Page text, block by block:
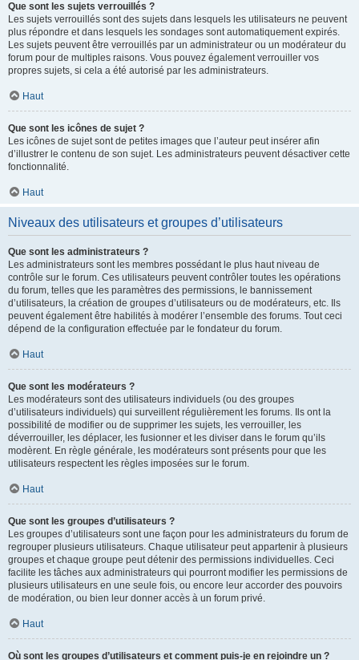
Que sont les sujets verrouillés ?
Les sujets verrouillés sont des sujets dans lesquels les utilisateurs ne peuvent
plus répondre et dans lesquels les sondages sont automatiquement expirés.
Les sujets peuvent être verrouillés par un administrateur ou un modérateur du
forum pour de multiples raisons. Vous pouvez également verrouiller vos
propres sujets, si cela a été autorisé par les administrateurs.
Haut
Que sont les icônes de sujet ?
Les icônes de sujet sont de petites images que l’auteur peut insérer afin
d’illustrer le contenu de son sujet. Les administrateurs peuvent désactiver cette
fonctionnalité.
Haut
Niveaux des utilisateurs et groupes d’utilisateurs
Que sont les administrateurs ?
Les administrateurs sont les membres possédant le plus haut niveau de
contrôle sur le forum. Ces utilisateurs peuvent contrôler toutes les opérations
du forum, telles que les paramètres des permissions, le bannissement
d’utilisateurs, la création de groupes d’utilisateurs ou de modérateurs, etc. Ils
peuvent également être habilités à modérer l’ensemble des forums. Tout ceci
dépend de la configuration effectuée par le fondateur du forum.
Haut
Que sont les modérateurs ?
Les modérateurs sont des utilisateurs individuels (ou des groupes
d’utilisateurs individuels) qui surveillent régulièrement les forums. Ils ont la
possibilité de modifier ou de supprimer les sujets, les verrouiller, les
déverrouiller, les déplacer, les fusionner et les diviser dans le forum qu’ils
modèrent. En règle générale, les modérateurs sont présents pour que les
utilisateurs respectent les règles imposées sur le forum.
Haut
Que sont les groupes d’utilisateurs ?
Les groupes d’utilisateurs sont une façon pour les administrateurs du forum de
regrouper plusieurs utilisateurs. Chaque utilisateur peut appartenir à plusieurs
groupes et chaque groupe peut détenir des permissions individuelles. Ceci
facilite les tâches aux administrateurs qui pourront modifier les permissions de
plusieurs utilisateurs en une seule fois, ou encore leur accorder des pouvoirs
de modération, ou bien leur donner accès à un forum privé.
Haut
Où sont les groupes d’utilisateurs et comment puis-je en rejoindre un ?